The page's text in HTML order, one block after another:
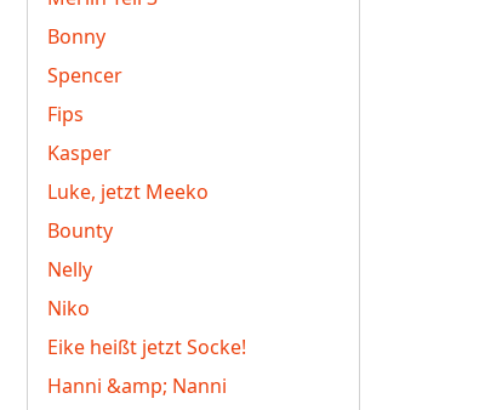
Bonny
Spencer
Fips
Kasper
Luke, jetzt Meeko
Bounty
Nelly
Niko
Eike heißt jetzt Socke!
Hanni &amp; Nanni